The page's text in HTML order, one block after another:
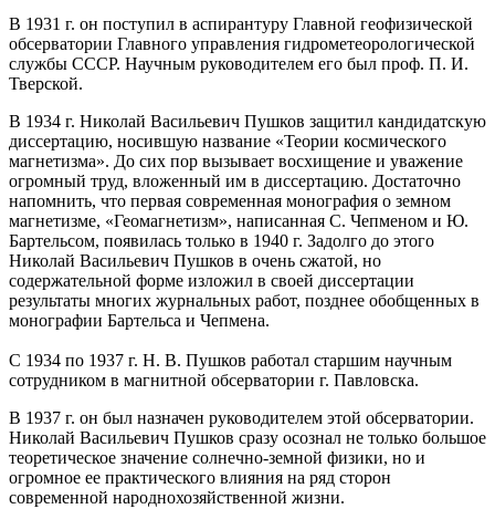
В 1931 г. он поступил в аспирантуру Главной геофизической
обсерватории Главного управления гидрометеорологической
службы СССР. Научным руководителем его был проф. П. И.
Тверской.
В 1934 г. Николай Васильевич Пушков защитил кандидатскую
диссертацию, носившую название «Теории космического
магнетизма». До сих пор вызывает восхищение и уважение
огромный труд, вложенный им в диссертацию. Достаточно
напомнить, что первая современная монография о земном
магнетизме, «Геомагнетизм», написанная С. Чепменом и Ю.
Бартельсом, появилась только в 1940 г. Задолго до этого
Николай Васильевич Пушков в очень сжатой, но
содержательной форме изложил в своей диссертации
результаты многих журнальных работ, позднее обобщенных в
монографии Бартельса и Чепмена.
С 1934 по 1937 г. Н. В. Пушков работал старшим научным
сотрудником в магнитной обсерватории г. Павловска.
В 1937 г. он был назначен руководителем этой обсерватории.
Николай Васильевич Пушков сразу осознал не только большое
теоретическое значение солнечно-земной физики, но и
огромное ее практического влияния на ряд сторон
современной народнохозяйственной жизни.